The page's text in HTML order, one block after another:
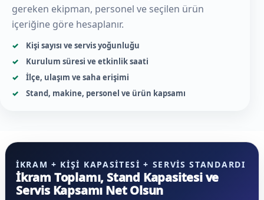
gereken ekipman, personel ve seçilen ürün
içeriğine göre hesaplanır.
Kişi sayısı ve servis yoğunluğu
Kurulum süresi ve etkinlik saati
İlçe, ulaşım ve saha erişimi
Stand, makine, personel ve ürün kapsamı
İKRAM + KIŞI KAPASITESI + SERVIS STANDARDI
İkram Toplamı, Stand Kapasitesi ve
Servis Kapsamı Net Olsun